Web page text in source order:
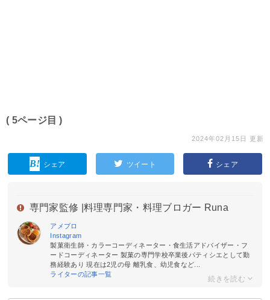
( 5ページ目 )
2024年02月15日 更新
シェア ツイート シェア
専門家監修 | 料理専門家・料理ブロガー Runa
アメブロ
Instagram
製菓衛生師・カラーコーディネーター・食生活アドバイザー・フ
ードコーディネーター 製菓の専門学校卒業後パティシエとして勤
務経験あり 現在は2児の母 離乳食、幼児食など...
ライターの記事一覧